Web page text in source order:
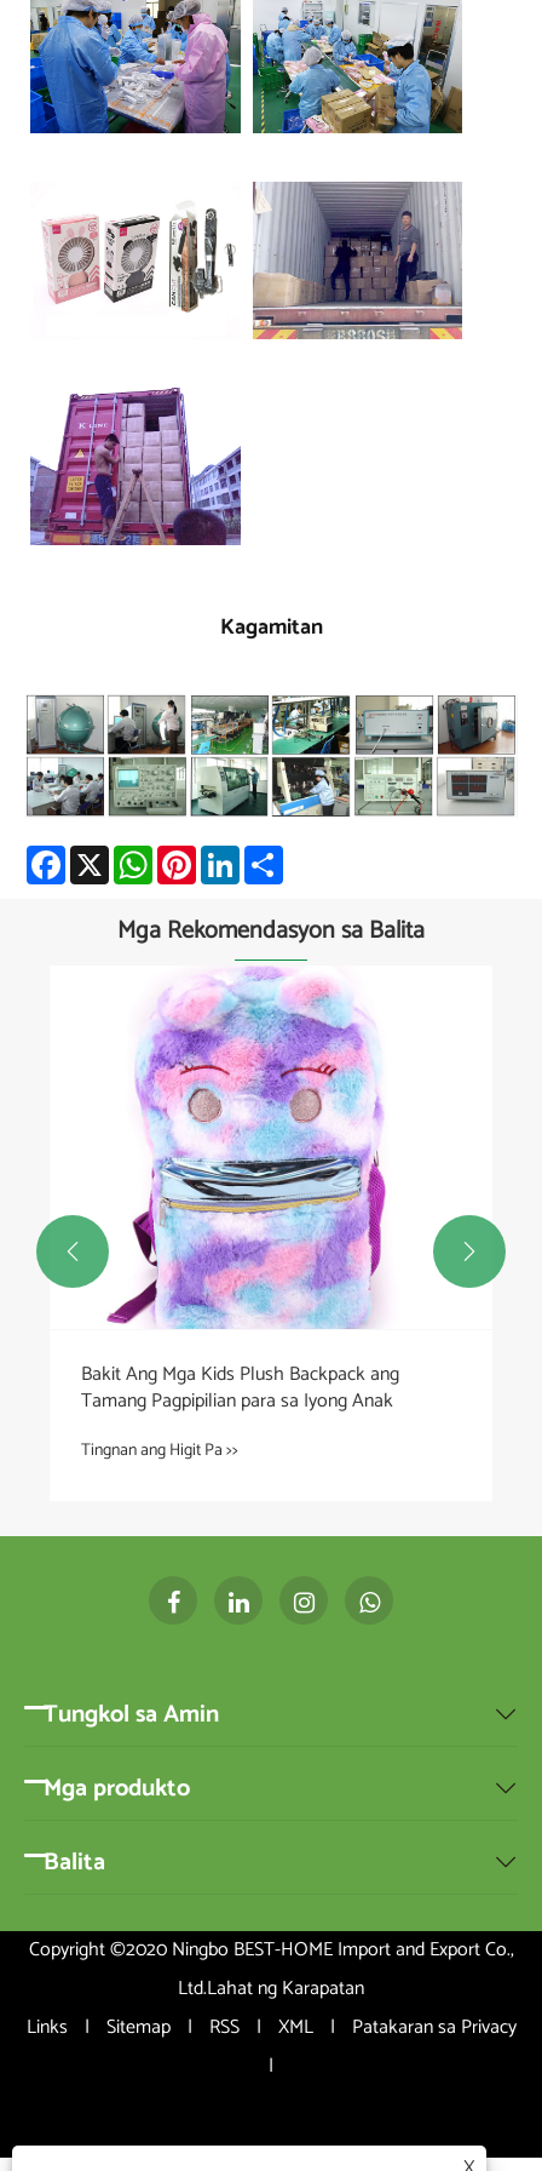
Kagamitan
Facebook
X WhatsAppPinterestLinkedIn
Mga Rekomendasyon sa Balita
Bakit Ang Mga Kids Plush Backpack ang
Tamang Pagpipilian para sa Iyong Anak
Tingnan ang Higit Pa >>
 
Tungkol sa Amin 
Mga produkto 
Balita 
Copyright ©2020 Ningbo BEST-HOME Import and Export Co.,
Ltd.Lahat ng Karapatan
Links | Sitemap | RSS | XML | Patakaran sa Privacy
|